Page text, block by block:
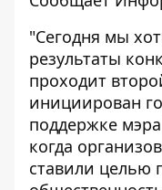
"Сегодня мы
результаты
проходит
инициирован
поддержке
когда
ставили целью